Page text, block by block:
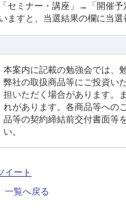
「セミナー・講座」→「開催
いますと、当選結果の欄に当選
本案内に記載の勉強会では、
弊社の取扱商品等にご投資い
担いただく場合があります。
れがあります。各商品等への
品等の契約締結前交付書面等
い。
イート
一覧へ戻る